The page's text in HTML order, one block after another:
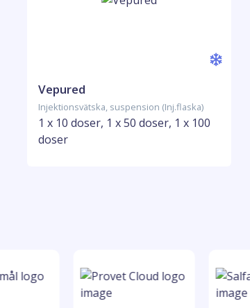
Vepured
Injektionsvätska, suspension (Inj.flaska)
1 x 10 doser, 1 x 50 doser, 1 x 100
doser